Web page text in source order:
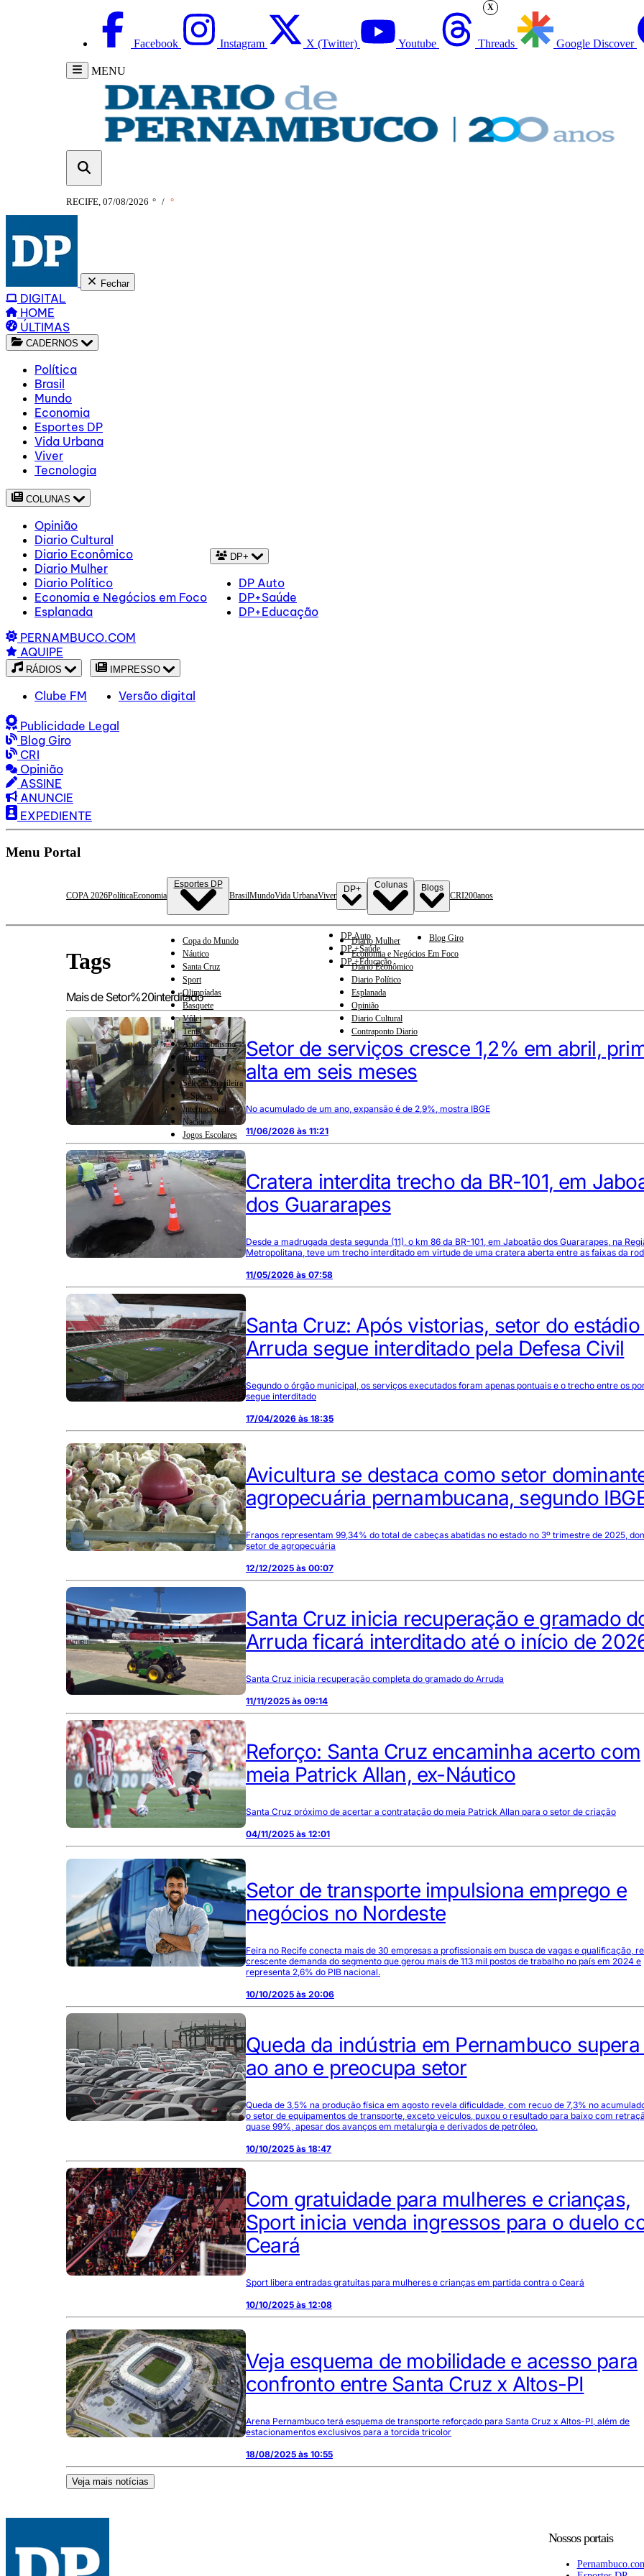
Facebook Instagram X (Twitter) Youtube Threads Google Discover
MENU
RECIFE, 07/08/2026 ° / °
Fechar
DIGITAL
HOME
ÚLTIMAS
CADERNOS
Política
Brasil
Mundo
Economia
Esportes DP
Vida Urbana
Viver
Tecnologia
COLUNAS
Opinião
Diario Cultural
Diario Econômico
Diario Mulher
Diario Político
Economia e Negócios em Foco
Esplanada
DP+
DP Auto
DP+Saúde
DP+Educação
PERNAMBUCO.COM
AQUIPE
RÁDIOS
Clube FM
IMPRESSO
Versão digital
Publicidade Legal
Blog Giro
CRI
Opinião
ASSINE
ANUNCIE
EXPEDIENTE
Menu Portal
COPA 2026PolíticaEconomia
Esportes DP
Copa do Mundo
Náutico
Santa Cruz
Sport
Olimpíadas
Basquete
Vôlei
Tênis
Automobilismo
Interior
Feminino
Seleção Brasileira
E-Sports
Internacional
Nacional
Jogos Escolares
BrasilMundoVida UrbanaViver
DP+
DP Auto
DP +Saúde
DP +Educação
Colunas
Diario Mulher
Economia e Negócios Em Foco
Diario Econômico
Diario Político
Esplanada
Opinião
Diario Cultural
Contraponto Diario
Blogs
Blog Giro
CRI200anos
Tags
Mais de Setor%20interditado
Setor de serviços cresce 1,2% em abril,
alta em seis meses
No acumulado de um ano, expansão é de 2,9%, mostra IBGE
11/06/2026 às 11:21
Cratera interdita trecho da BR-101, em
dos Guararapes
Desde a madrugada desta segunda (11), o km 86 da BR-101, em Jaboatão dos Guararapes, na
Metropolitana, teve um trecho interditado em virtude de uma cratera aberta entre as faixas da
11/05/2026 às 07:58
Santa Cruz: Após vistorias, setor do
Arruda segue interditado pela Defesa Civil
Segundo o órgão municipal, os serviços executados foram apenas pontuais e o trecho entre os
segue interditado
17/04/2026 às 18:35
Avicultura se destaca como setor
agropecuária pernambucana, segundo
Frangos representam 99,34% do total de cabeças abatidas no estado no 3º trimestre de 2025,
setor de agropecuária
12/12/2025 às 00:07
Santa Cruz inicia recuperação e gramado
Arruda ficará interditado até o início de
Santa Cruz inicia recuperação completa do gramado do Arruda
11/11/2025 às 09:14
Reforço: Santa Cruz encaminha acerto com
meia Patrick Allan, ex-Náutico
Santa Cruz próximo de acertar a contratação do meia Patrick Allan para o setor de criação
04/11/2025 às 12:01
Setor de transporte impulsiona emprego e
negócios no Nordeste
Feira no Recife conecta mais de 30 empresas a profissionais em busca de vagas e qualificação,
crescente demanda do segmento que gerou mais de 113 mil postos de trabalho no país em 2024 e
representa 2,6% do PIB nacional.
10/10/2025 às 20:06
Queda da indústria em Pernambuco
ao ano e preocupa setor
Queda de 3,5% na produção física em agosto revela dificuldade, com recuo de 7,3% no
o setor de equipamentos de transporte, exceto veículos, puxou o resultado para baixo com
quase 99%, apesar dos avanços em metalurgia e derivados de petróleo.
10/10/2025 às 18:47
Com gratuidade para mulheres e crianças,
Sport inicia venda ingressos para o duelo
Ceará
Sport libera entradas gratuitas para mulheres e crianças em partida contra o Ceará
10/10/2025 às 12:08
Veja esquema de mobilidade e acesso para
confronto entre Santa Cruz x Altos-PI
Arena Pernambuco terá esquema de transporte reforçado para Santa Cruz x Altos-PI, além de
estacionamentos exclusivos para a torcida tricolor
18/08/2025 às 10:55
Veja mais notícias
Nossos portais
X